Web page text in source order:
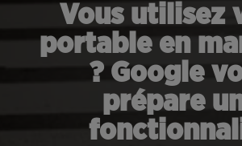
Vous utilisez
portable en
? Google
prépare